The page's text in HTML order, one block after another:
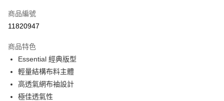
Apple Pay
運送方式
全家店到店
每筆NT$80，滿NT$10,000(含以上)免運費
商品編號
11820947
商品特色
Essential 經典版型
輕量結構布料主體
高透氣網布袖設計
極佳透氣性